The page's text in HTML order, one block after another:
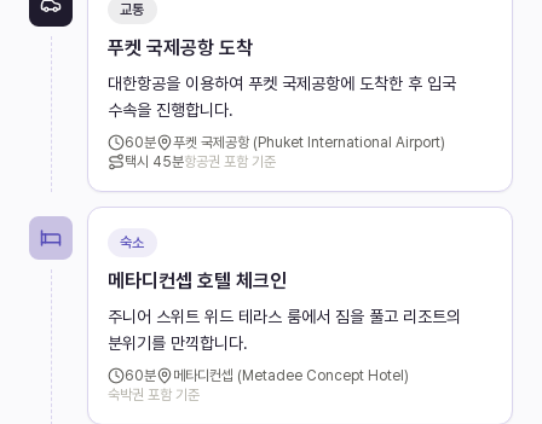
교통
푸켓 국제공항 도착
대한항공을 이용하여 푸켓 국제공항에 도착한 후 입국
수속을 진행합니다.
60분
푸켓 국제공항 (Phuket International Airport)
택시 45분항공권 포함 기준
숙소
메타디컨셉 호텔 체크인
주니어 스위트 위드 테라스 룸에서 짐을 풀고 리조트의
분위기를 만끽합니다.
60분
메타디컨셉 (Metadee Concept Hotel)
숙박권 포함 기준